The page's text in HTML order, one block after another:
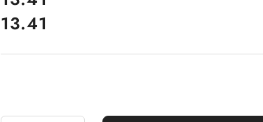
Cena:
13.41